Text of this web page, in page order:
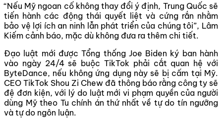
“Nếu Mỹ ngoan cố không thay đổi ý định, Trung Quốc sẽ
tiến hành các động thái quyết liệt và cứng rắn nhằm
bảo vệ lợi ích an ninh lẫn phát triển của chúng tôi”, Lâm
Kiếm cảnh báo, mặc dù không đưa ra thêm chi tiết.
Đạo luật mới được Tổng thống Joe Biden ký ban hành
vào ngày 24/4 sẽ buộc TikTok phải cắt quan hệ với
ByteDance, nếu không ứng dụng này sẽ bị cấm tại Mỹ.
CEO TikTok Shou Zi Chew đã thông báo rằng công ty sẽ
đệ đơn kiện, với lý do luật mới vi phạm quyền của người
dùng Mỹ theo Tu chính án thứ nhất về tự do tín ngưỡng
và tự do ngôn luận.